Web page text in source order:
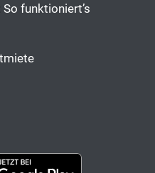
funktioniert’s